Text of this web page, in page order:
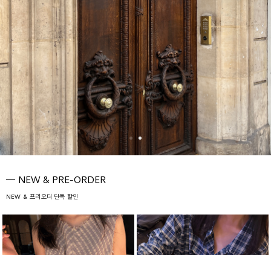
NEW & PRE-ORDER
NEW & 프리오더 단독 할인